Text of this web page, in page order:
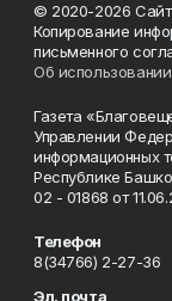
© 2020-2026 Сайт
Копирование
письменного
Об
Газета
Управлении
информационных
Республике
02 - 01868 от
Телефон
8(34766) 2-27-36
Эл. почта